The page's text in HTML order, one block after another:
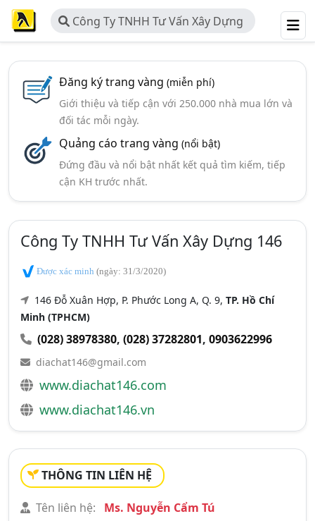
Công Ty TNHH Tư Vấn Xây Dựng
146
Đăng ký trang vàng (miễn phí)
Giới thiệu và tiếp cận với 250.000 nhà mua lớn và
đối tác mỗi ngày.
Quảng cáo trang vàng (nổi bật)
Đứng đầu và nổi bật nhất kết quả tìm kiếm, tiếp
cận KH trước nhất.
Công Ty TNHH Tư Vấn Xây Dựng 146
Được xác minh (ngày: 31/3/2020)
146 Đỗ Xuân Hợp, P. Phước Long A, Q. 9, TP. Hồ Chí
Minh (TPHCM)
(028) 38978380, (028) 37282801, 0903622996
diachat146@gmail.com
www.diachat146.com
www.diachat146.vn
THÔNG TIN LIÊN HỆ
Tên liên hệ:
Ms. Nguyễn Cẩm Tú